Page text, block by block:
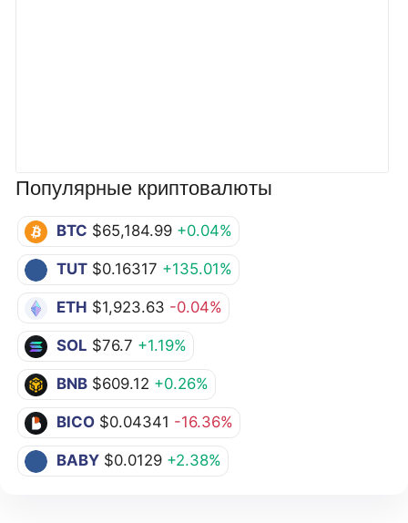
Популярные криптовалюты
BTC $65,184.99 +0.04%
TUT $0.16317 +135.01%
ETH $1,923.63 -0.04%
SOL $76.7 +1.19%
BNB $609.12 +0.26%
BICO $0.04341 -16.36%
BABY $0.0129 +2.38%